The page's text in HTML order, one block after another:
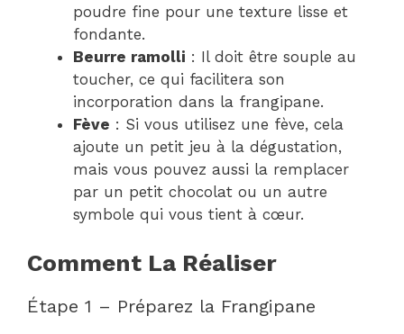
poudre fine pour une texture lisse et
fondante.
Beurre ramolli : Il doit être souple au
toucher, ce qui facilitera son
incorporation dans la frangipane.
Fève : Si vous utilisez une fève, cela
ajoute un petit jeu à la dégustation,
mais vous pouvez aussi la remplacer
par un petit chocolat ou un autre
symbole qui vous tient à cœur.
Comment La Réaliser
Étape 1 – Préparez la Frangipane